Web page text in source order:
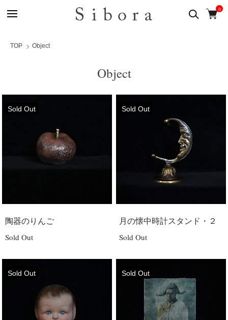
0
TOP Object
Object
Sold Out
陶器のりんご
Sold Out
Sold Out
月の懐中時計スタンド・２
Sold Out
Sold Out Sold Out